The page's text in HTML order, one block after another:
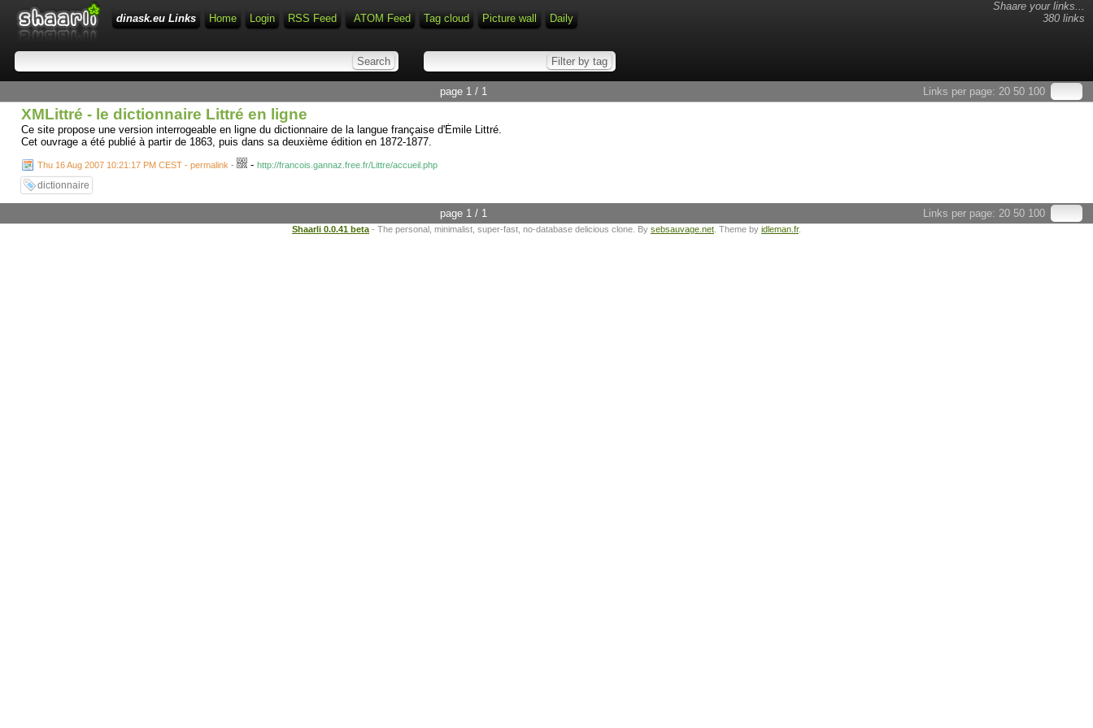
Shaare your links...
380 links
dinask.eu Links Home Login RSS Feed ATOM Feed Tag cloud Picture wall Daily
Links per page: 20 50 100
page 1 / 1
XMLittré - le dictionnaire Littré en ligne
Ce site propose une version interrogeable en ligne du dictionnaire de la langue française d'Émile Littré.
Cet ouvrage a été publié à partir de 1863, puis dans sa deuxième édition en 1872-1877.
Thu 16 Aug 2007 10:21:17 PM CEST - permalink - - http://francois.gannaz.free.fr/Littre/accueil.php
dictionnaire
Links per page: 20 50 100
page 1 / 1
Shaarli 0.0.41 beta - The personal, minimalist, super-fast, no-database delicious clone. By sebsauvage.net . Theme by idleman.fr.